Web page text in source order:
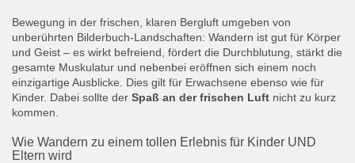
Bewegung in der frischen, klaren Bergluft umgeben von
unberührten Bilderbuch-Landschaften: Wandern ist gut für Körper
und Geist – es wirkt befreiend, fördert die Durchblutung, stärkt die
gesamte Muskulatur und nebenbei eröffnen sich einem noch
einzigartige Ausblicke. Dies gilt für Erwachsene ebenso wie für
Kinder. Dabei sollte der Spaß an der frischen Luft nicht zu kurz
kommen.
Wie Wandern zu einem tollen Erlebnis für Kinder UND
Eltern wird